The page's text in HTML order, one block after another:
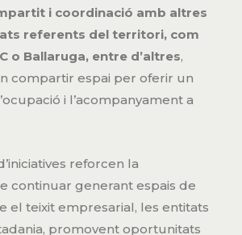
i coordinació amb altres
referents del territori, com
o Ballaruga, entre d’altres,
compartir espai per oferir un
i l’acompanyament a
reforcen la
continuar generant espais de
el teixit empresarial, les entitats
promovent oportunitats